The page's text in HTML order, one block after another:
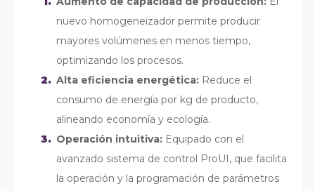
nuevo homogeneizador permite producir
mayores volúmenes en menos tiempo,
optimizando los procesos.
Alta eficiencia energética: Reduce el
consumo de energía por kg de producto,
alineando economía y ecología.
Operación intuitiva: Equipado con el
avanzado sistema de control ProUI, que facilita
la operación y la programación de parámetros